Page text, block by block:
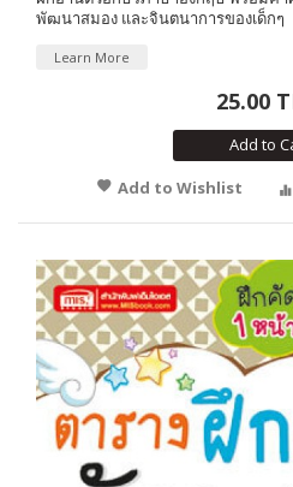
พัฒนาสมอง และจินตนาการของเด็กๆ
Learn More
25.00
Add to
Add to Wishlist